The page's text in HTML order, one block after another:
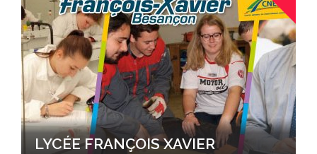
LYCÉE FRANÇOIS XAVIER